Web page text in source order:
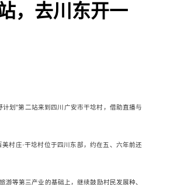
，去川东开一
划”第二站来到四川广安市干埝村，借助直播与
村庄·干埝村位于四川东部，约在五、六年前还
等第三产业的基础上，继续鼓励村民发展种、